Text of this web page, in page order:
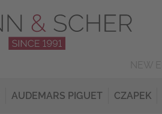
AUDEMARS PIGUET CZAPEK